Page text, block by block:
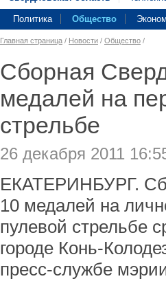
Политика Общество
Главная страница / Новости / Общество /
Сборная
медалей на
стрельбе
26 декабря 2011
ЕКАТЕРИНБУРГ.
10 медалей на
пулевой стрельбе
городе Конь-
пресс-службе